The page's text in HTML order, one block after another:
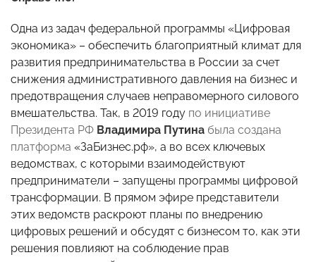
Одна из задач федеральной программы «Цифровая
экономика» – обеспечить благоприятный климат для
развития предпринимательства в России за счет
снижения административного давления на бизнес и
предотвращения случаев неправомерного силового
вмешательства. Так, в 2019 году по инициативе
Президента РФ Владимира Путина была создана
платформа «ЗаБизнес.рф», а во всех ключевых
ведомствах, с которыми взаимодействуют
предприниматели – запущены программы цифровой
трансформации. В прямом эфире представители
этих ведомств раскроют планы по внедрению
цифровых решений и обсудят с бизнесом то, как эти
решения повлияют на соблюдение прав